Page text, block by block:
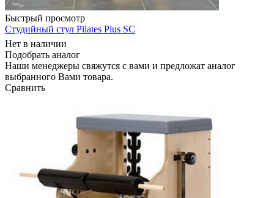
Быстрый просмотр
Студийный стул Pilates Plus SC
Нет в наличии
Подобрать аналог
Наши менеджеры свяжутся с вами и предложат аналог
выбранного Вами товара.
Сравнить